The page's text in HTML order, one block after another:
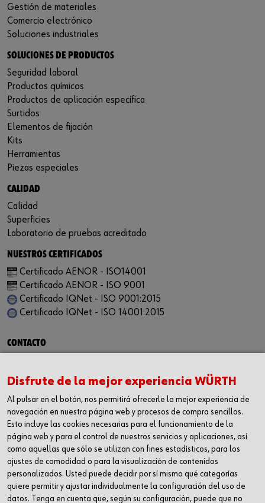
Gestión de materiales
Comercio electrónico
Soluciones industriales
SOLUCIONES DE PRODUCTOS
Seguridad laboral
Productos químicos
Productos de aplicación específica
Surtidos
Elementos de fijación
Kits
Herramientas
Piezas especiales
CALIDAD
Calidad
Superficies
Laboratorio de pruebas acreditado
NUESTROS CERTIFICADOS
Certificado AENOR - ISO14001
Certificado AENOR - ISO 9001
Certificado IQNet - ISO 9001:2015
Certificado IQNet - ISO 14001:2015
CONTACTO
Carrer dels Joiers, 21
08184 Palau-solità i Plegamans
Barcelona
Inc. Reg. Merc. de Barcelona
Tomo 31268
Folio 81
Hoja B-192462 Incscrip. 1a
CIF – A61818670
T +34 938.602.110
Disfrute de la mejor experiencia WÜRTH
Al pulsar en el botón, nos permitirá ofrecerle la mejor experiencia de
navegación en nuestra página web y procesos de compra sencillos.
Esto incluye las cookies necesarias para el funcionamiento de la
página web y para el control de nuestros servicios y aplicaciones, así
como aquellas que sólo se utilizan con fines estadísticos, para los
ajustes de comodidad o para la visualización de contenidos
personalizados. Usted puede decidir por sí mismo qué categorías
quiere permitir y ajustar individualmente la configuración del uso de
datos. Tenga en cuenta que, según su configuración, puede que no